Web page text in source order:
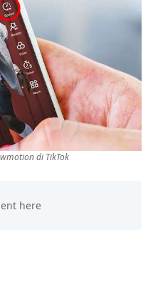
di TikTok